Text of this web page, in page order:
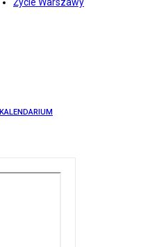
KALENDARIUM